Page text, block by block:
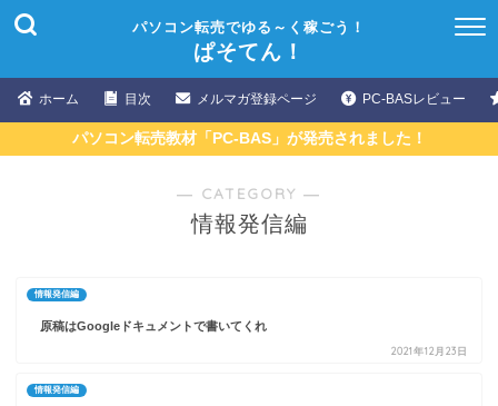
パソコン転売でゆる～く稼ごう！
ぱそてん！
ホーム 目次 メルマガ登録ページ PC-BASレビュー
パソコン転売教材「PC-BAS」が発売されました！
― CATEGORY ―
情報発信編
情報発信編
原稿はGoogleドキュメントで書いてくれ
2021年12月23日
情報発信編